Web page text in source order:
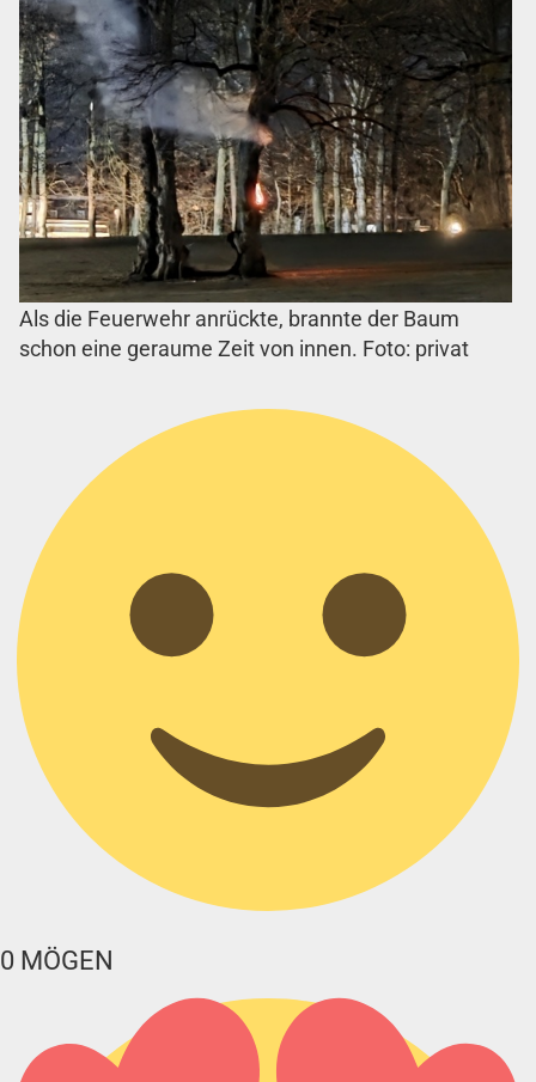
Als die Feuerwehr anrückte, brannte der Baum
schon eine geraume Zeit von innen. Foto: privat
0 MÖGEN